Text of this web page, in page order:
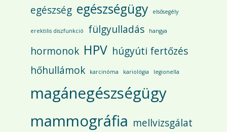
egészség egészségügy elsősegély
erektilis diszfunkció fülgyulladás hangya
hormonok HPV húgyúti fertőzés
hőhullámok
karcinóma kariológia legionella
magánegészségügy
mammográfia mellvizsgálat